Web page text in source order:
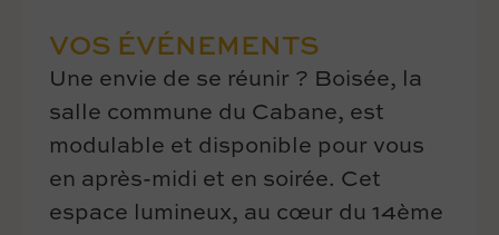
VOS ÉVÉNEMENTS
Une envie de se réunir ? Boisée, la
salle commune du Cabane, est
modulable et disponible pour vous
en après-midi et en soirée. Cet
espace lumineux, au cœur du 14ème